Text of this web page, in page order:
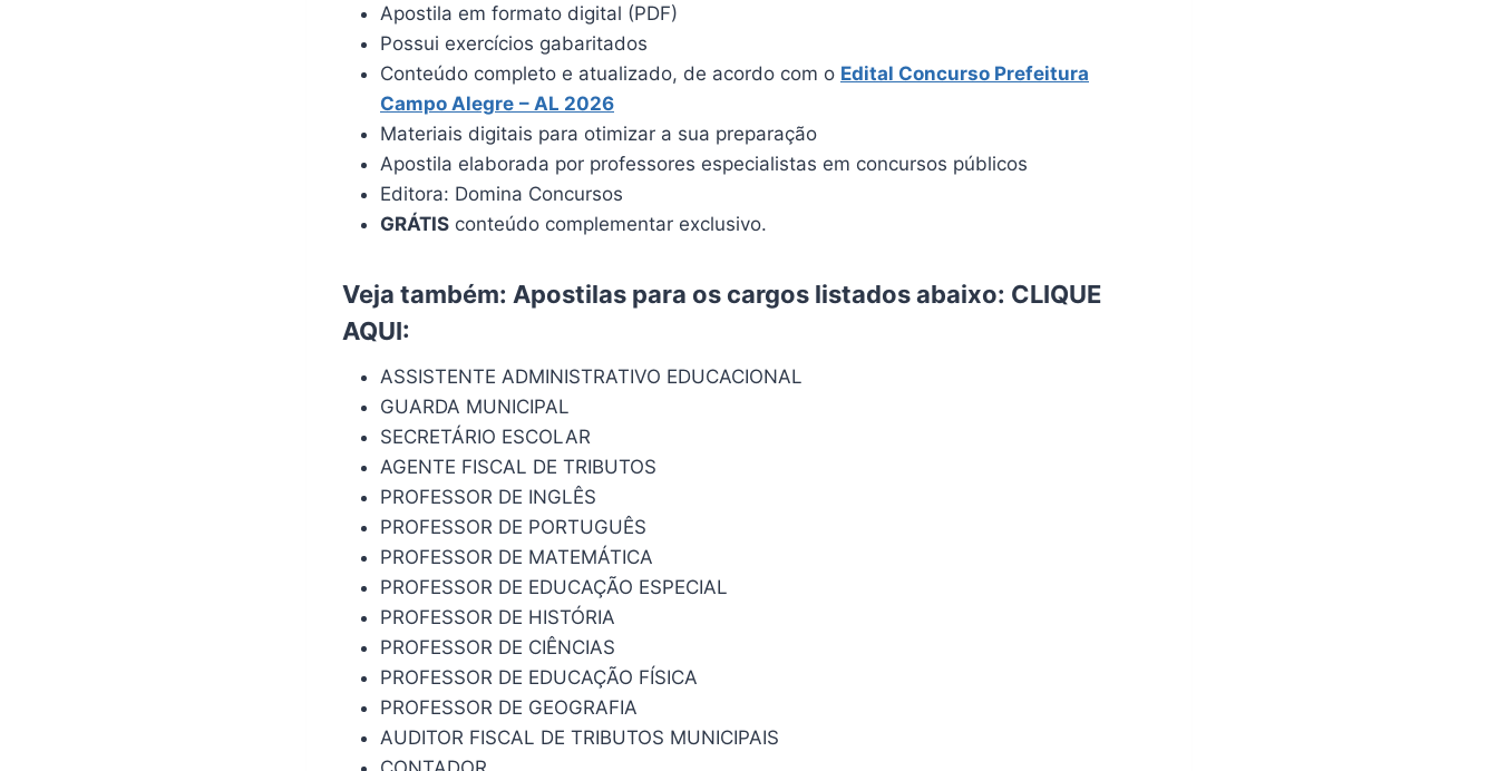
Apostila em formato digital (PDF)
Possui exercícios gabaritados
Conteúdo completo e atualizado, de acordo com o Edital Concurso Prefeitura
Campo Alegre – AL 2026
Materiais digitais para otimizar a sua preparação
Apostila elaborada por professores especialistas em concursos públicos
Editora: Domina Concursos
GRÁTIS conteúdo complementar exclusivo.
Veja também: Apostilas para os cargos listados abaixo: CLIQUE
AQUI:
ASSISTENTE ADMINISTRATIVO EDUCACIONAL
GUARDA MUNICIPAL
SECRETÁRIO ESCOLAR
AGENTE FISCAL DE TRIBUTOS
PROFESSOR DE INGLÊS
PROFESSOR DE PORTUGUÊS
PROFESSOR DE MATEMÁTICA
PROFESSOR DE EDUCAÇÃO ESPECIAL
PROFESSOR DE HISTÓRIA
PROFESSOR DE CIÊNCIAS
PROFESSOR DE EDUCAÇÃO FÍSICA
PROFESSOR DE GEOGRAFIA
AUDITOR FISCAL DE TRIBUTOS MUNICIPAIS